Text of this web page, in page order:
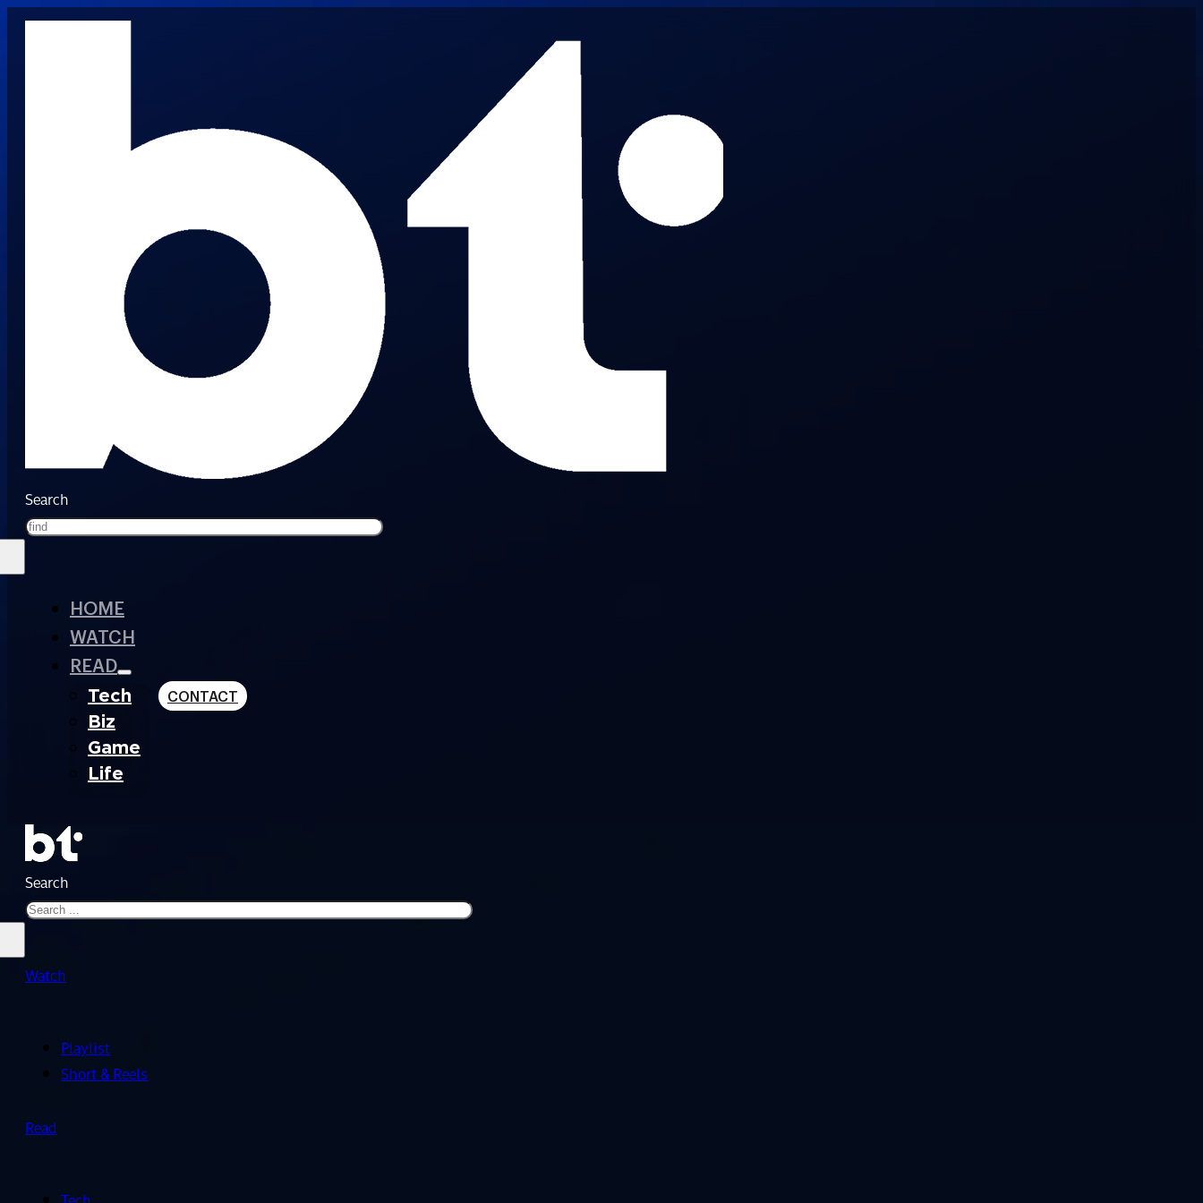
Search
HOME
WATCH
READ
Tech
Biz
Game
Life
CONTACT
Search
Watch
Playlist
Short & Reels
Read